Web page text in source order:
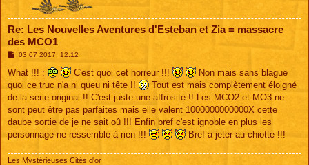
Re: Les Nouvelles Aventures d'Esteban et Zia = massacre
des MCO1
M
s
a
g
03 07 2017, 12:12
What !!! : C'est quoi cet horreur !!!
Non mais sans blague
quoi ce truc n'a ni queu ni tête !!
Tout est mais complètement éloigné
de la serie original !! C'est juste une affrosité !! Les MCO2 et MO3 ne
sont peut être pas parfaites mais elle valent 1000000000000X cette
daube sortie de je ne sait oû !!! Enfin bref c'est ignoble en plus les
personnage ne ressemble à rien !!!
Bref a jeter au chiotte !!!
Les Mystérieuses Cités d'or